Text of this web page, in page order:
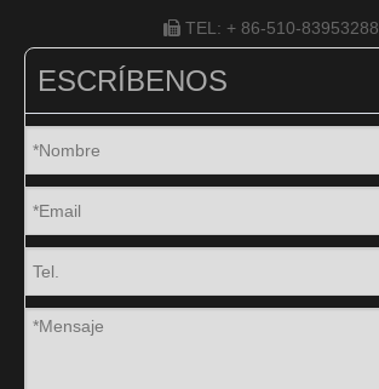
 TEL: + 86-510-83953288
ESCRÍBENOS